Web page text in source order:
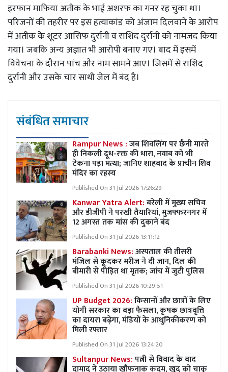
इरफान माफिया अतीक के भाई अशरफ का गनर रह चुका था।
परिजनों की तहरीर पर इस हत्याकांड को अंजाम दिलवाने के आरोप
में अतीक के शूटर आसिफ दुर्रानी व राशिद दुर्रानी को नामजद किया
गया। जबकि अन्य अज्ञात भी आरोपी बनाए गए। बाद में इसमें
विवेचना के दौरान पांच और नाम सामने आए। जिसमें से राशिद
दुर्रानी और उसके चार साथी जेल में बंद है।
संबंधित समाचार
Rampur News :जब शिवलिंग पर छैनी मारते
ही निकली दूध-रक्त की धारा, नवाब को भी
टेकना पड़ा मत्था; जानिए शाहबाद के प्राचीन शिव
मंदिर का रहस्य
Published On 31 Jul 2026 17:26:29
Kanwar Yatra Alert:बरेली में मुख्य सचिव
और डीजीपी ने परखी तैयारियां, मुजफ्फरनगर में
12 अगस्त तक मांस की दुकानें बंद
Published On 31 Jul 2026 13:11:12
Barabanki News:अस्पताल की तीसरी
मंजिल से कूदकर मरीज ने दी जान, दिल की
बीमारी से पीड़ित था मृतक; जांच में जुटी पुलिस
Published On 31 Jul 2026 10:29:51
UP Budget 2026:किसानों और छात्रों के लिए
योगी सरकार का बड़ा फैसला, कृषक छात्रवृत्ति
का दायरा बढ़ेगा, मंडियों के आधुनिकीकरण को
मिली रफ्तार
Published On 31 Jul 2026 13:24:20
Sultanpur News:पत्नी से विवाद के बाद
दामाद ने उठाया खौफनाक कदम, खुद को चाकू